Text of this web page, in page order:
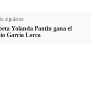
siguiente
Yolanda Pantin gana el
García Lorca